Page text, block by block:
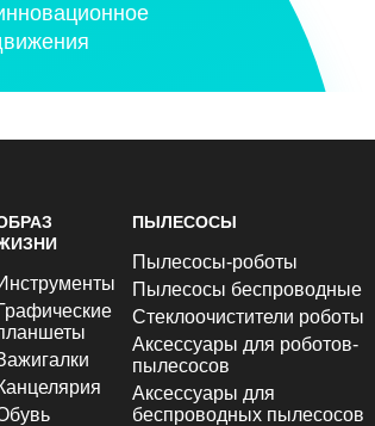
ПЫЛЕСОСЫ
Пылесосы-роботы
Пылесосы беспроводные
Стеклоочистители роботы
Аксессуары для роботов-
пылесосов
Аксессуары для
беспроводных пылесосов